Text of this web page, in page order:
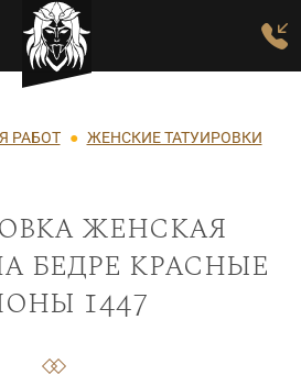
содержанию
РАБОТ ЖЕНСКИЕ ТАТУИРОВКИ
женская
бедре красные
1447